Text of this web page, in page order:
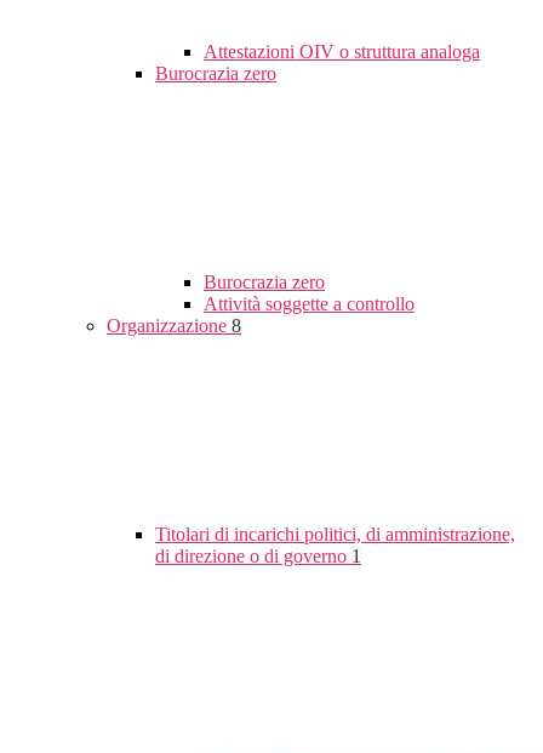
Attestazioni OIV o struttura analoga
Burocrazia zero
Burocrazia zero
Attività soggette a controllo
Organizzazione 8
Titolari di incarichi politici, di amministrazione,
di direzione o di governo 1